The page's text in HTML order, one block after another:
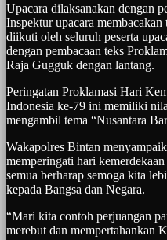
Upacara dilaksanakan dengan
Inspektur upacara membacakan
diikuti oleh seluruh peserta
dengan pembacaan teks
Raja Gugguk dengan lantang.
Peringatan Proklamasi Hari
Indonesia ke-79 ini memiliki
mengambil tema “Nusantara
Wakapolres Bintan
memperingati hari
semua berharap semoga kita
kepada Bangsa dan Negara.
“Mari kita contoh perjuangan
merebut dan mempertahankan